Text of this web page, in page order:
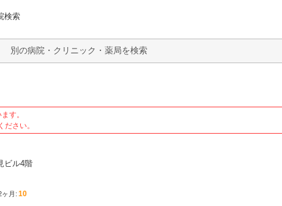
検索
検索
す。
さい。
ビル4階
ヶ月: 10